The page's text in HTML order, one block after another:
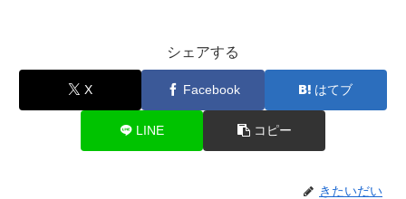
シェアする
X Facebook はてブ
LINE コピー
きたいだい